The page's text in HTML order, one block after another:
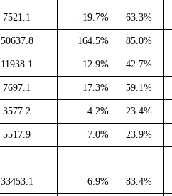
7521.1 -19.7% 63.3%
50637.8 164.5% 85.0%
11938.1 12.9% 42.7%
7697.1 17.3% 59.1%
3577.2 4.2% 23.4%
5517.9 7.0% 23.9%
33453.1 6.9% 83.4%